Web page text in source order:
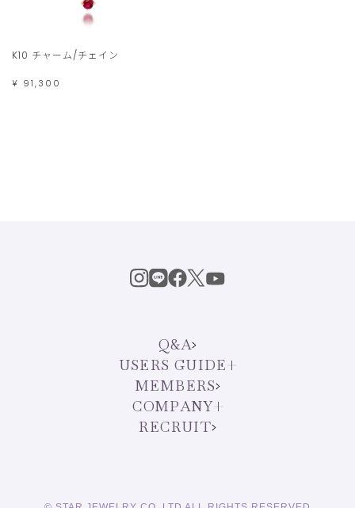
K10 チャーム/チェイン
¥ 91,300
Q&A
USERS GUIDE
MEMBERS
COMPANY
RECRUIT